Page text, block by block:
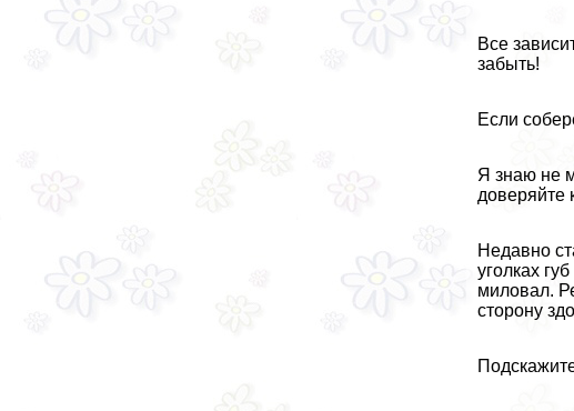
Все
забыть!
Если
Я знаю не
доверяйте
Недавно
уголках
миловал.
сторону